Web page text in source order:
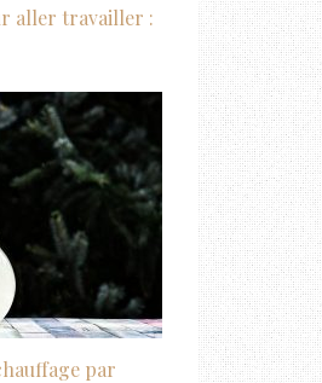
aller travailler :
par